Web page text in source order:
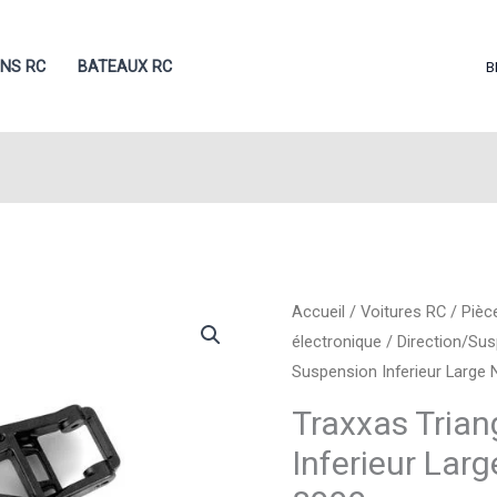
RC BATEAUX RC
Accueil /Voitures RC /
électronique /Direction/
Suspension Inferieur Large
Traxxas
Inferieur